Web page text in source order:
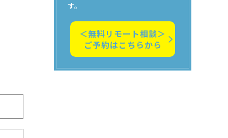
す。
＜無料リモート相談＞
ご予約はこちらから